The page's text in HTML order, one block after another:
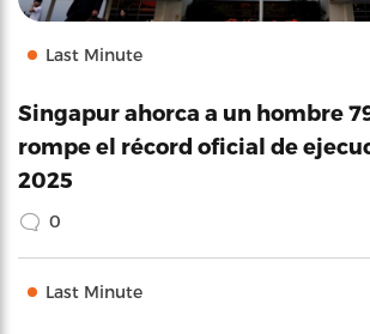
Last Minute
Singapur ahorca a un hombre
rompe el récord oficial de
2025
0
Last Minute